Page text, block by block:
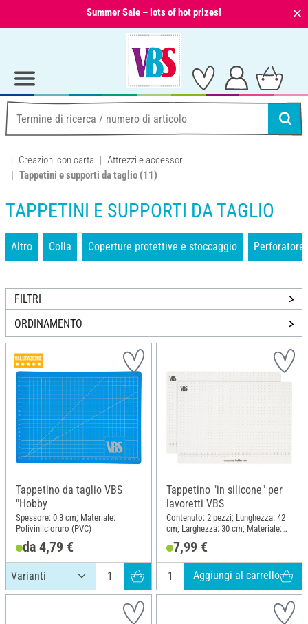
Summer Sale – lots of hot prizes! ⨯
Creazioni con carta
Attrezzi e accessori
Tappetini e supporti da taglio (11)
TAPPETINI E SUPPORTI DA TAGLIO
Altro Colla Coperture protettive e stoccaggio Perforatore
FILTRI
ORDINAMENTO
Tappetino da taglio VBS
"Hobby
Spessore: 0.3 cm; Materiale:
Polivinilcloruro (PVC)
da 4,79 €
Tappetino "in silicone" per
lavoretti VBS
Contenuto: 2 pezzi; Lunghezza: 42
cm; Larghezza: 30 cm; Materiale:
7,99 €
Aggiungi al carrello